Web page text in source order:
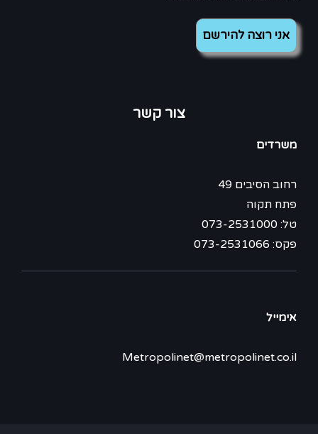
צור קשר
משרדים
רחוב הסיבים 49
פתח תקוה
טל: 073-2531000
פקס: 073-2531066
אימייל
Metropolinet@metropolinet.co.il